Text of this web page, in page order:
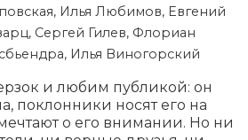
Илья Любимов, Евгений
Сергей Гилев, Флориан
Илья Виногорский
и любим публикой: он
поклонники носят его на
о его внимании. Но ни